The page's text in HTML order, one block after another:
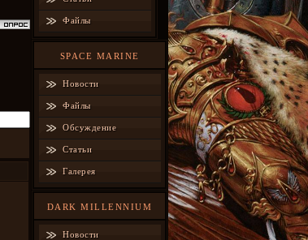
Файлы
SPACE MARINE
Новости
Файлы
Обсуждение
Статьи
Галерея
DARK MILLENNIUM
Новости